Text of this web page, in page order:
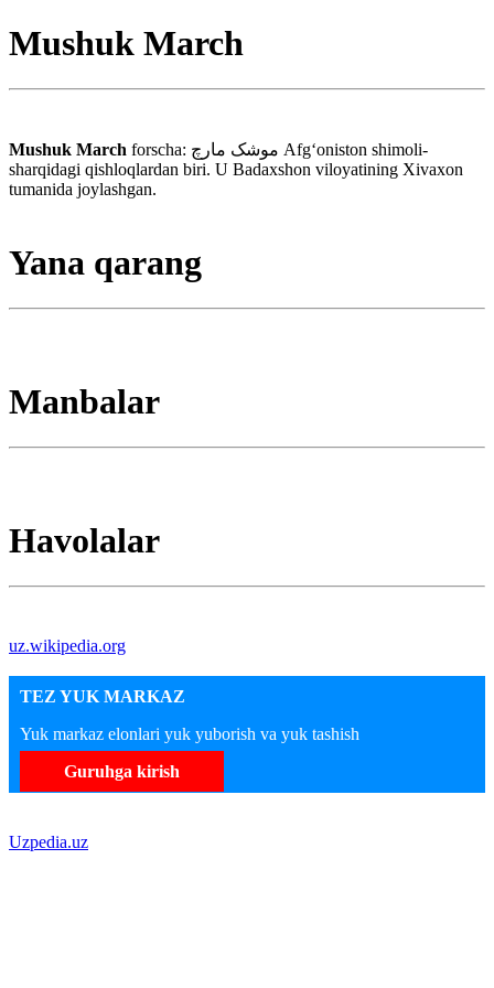
Mushuk March
Mushuk March forscha: موشک مارچ Afgʻoniston shimoli-
sharqidagi qishloqlardan biri. U Badaxshon viloyatining Xivaxon
tumanida joylashgan.
Yana qarang
Manbalar
Havolalar
uz.wikipedia.org
TEZ YUK MARKAZ
Yuk markaz elonlari yuk yuborish va yuk tashish
Guruhga kirish
Uzpedia.uz